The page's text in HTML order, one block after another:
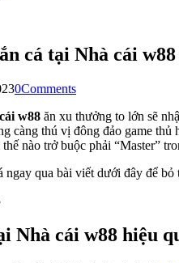
cá tại Nhà cái
0Comments
w88 ăn xu thưởng to lớn sẽ
càng thú vị đông đảo game
nào trở buộc phải “Master”
ngay qua bài viết dưới đây để bỏ
Nhà cái w88 hiệu